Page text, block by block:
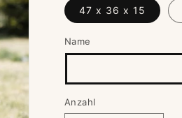
47 x 36 x 15
Name
Anzahl